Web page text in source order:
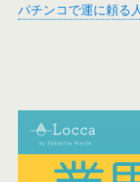
パチンコで運に頼る